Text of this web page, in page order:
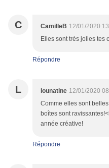
C CamilleB 12/01/2020
Elles sont très jolies tes
Répondre
L lounatine 12/01/2020
Comme elles sont
boîtes sont
année créative!
Répondre